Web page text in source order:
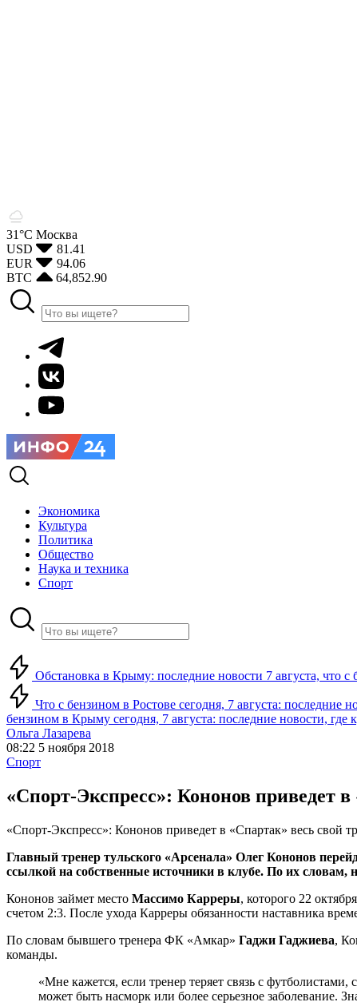
31°С Москва
USD
81.41
EUR
94.06
BTC
64,852.90
Экономика
Культура
Политика
Общество
Наука и техника
Спорт
Обстановка в Крыму: последние новости 7 августа, что с
Что с бензином в Ростове сегодня, 7 августа: последние
бензином в Крыму сегодня, 7 августа: последние новости, где
Ольга Лазарева
08:22 5 ноября 2018
Спорт
«Спорт-Экспресс»: Кононов приведет
«Спорт-Экспресс»: Кононов приведет в «Спартак» весь свой
Главный тренер тульского «Арсенала» Олег Кононов
ссылкой на собственные источники в клубе. По их словам,
Кононов займет место Массимо Карреры, которого 22 октября
счетом 2:3. После ухода Карреры обязанности наставника
По словам бывшего тренера ФК «Амкар» Гаджи Гаджиева,
команды.
«Мне кажется, если тренер теряет связь с
может быть насморк или более серьезное заболевание.